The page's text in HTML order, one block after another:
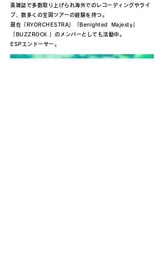
楽雑誌で多数取り上げられ海外でのレコーディングやライ
ブ、数多くの全国ツアーの経験を持つ。
現在「RYORCHESTRA」「Benighted Majesty」
「BUZZROCK 」のメンバーとしても活動中。
ESPエンドーサー。